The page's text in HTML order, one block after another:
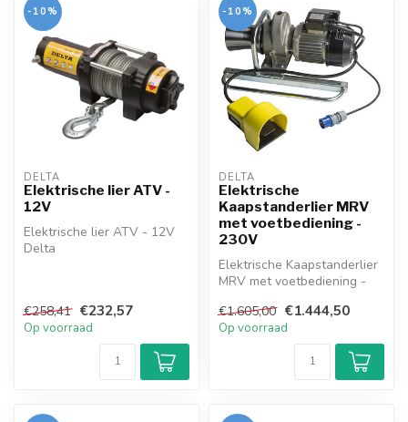
-10%
DELTA
Elektrische lier ATV -
12V
Elektrische lier ATV - 12V
Delta
€258,41 €232,57
Op voorraad
-10%
DELTA
Elektrische
Kaapstanderlier MRV
met voetbediening -
230V
Elektrische Kaapstanderlier
MRV met voetbediening -
€1.605,00 €1.444,50
Op voorraad